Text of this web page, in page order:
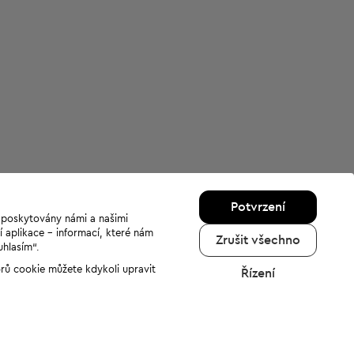
námi a našimi
aplikace - informací, které nám
cookie můžete kdykoli upravit
Potvrzení
Zrušit všechno
Řízení